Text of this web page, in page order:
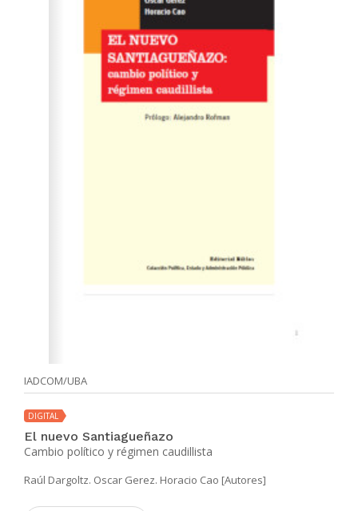
IADCOM/UBA
DIGITAL
El nuevo Santiagueñazo
Cambio político y régimen caudillista
Raúl Dargoltz. Oscar Gerez. Horacio Cao [Autores]